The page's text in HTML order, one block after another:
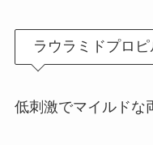
ラウラミドプロ
低刺激でマイルドな